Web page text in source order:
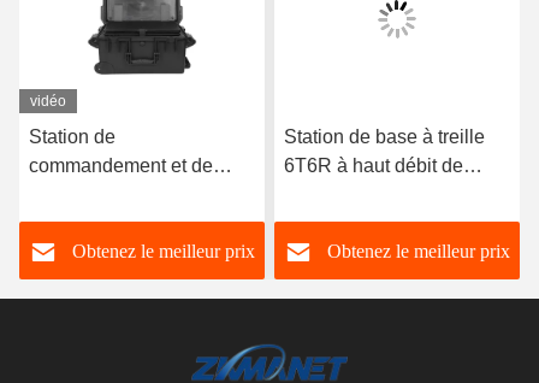
vidéo
Station de
commandement et de
portable de 20 W avec
écran triple HD
Obtenez le meilleur prix
Station de base à treille
6T6R à haut débit de
chiffrement AES
Obtenez le meilleur prix